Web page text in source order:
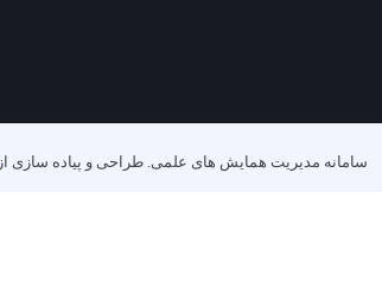
سامانه مدیریت همایش های علمی. طراحی و پیاده سازی از